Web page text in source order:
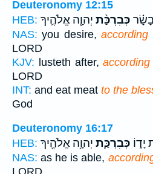
Deuteronomy 12:15
HEB:
כְּבִרְכַּ֨ת יְהוָ֧ה אֱלֹהֶ֛יךָ
NAS: you desire,according
LORD
KJV: lusteth after,
LORD
INT: and eat meat to the
God
Deuteronomy 16:17
HEB:
יָד֑וֹ כְּבִרְכַּ֛ת יְהוָ֥ה אֱלֹהֶ֖יךָ
NAS: as he is able,